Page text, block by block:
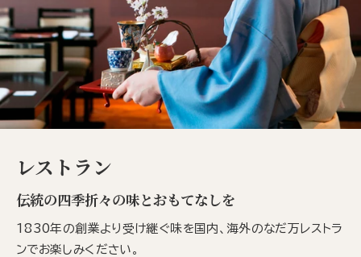
レストラン
伝統の四季折々の味とおもてなしを
1830年の創業より受け継ぐ味を国内、海外のなだ万レストラ
ンでお楽しみください。